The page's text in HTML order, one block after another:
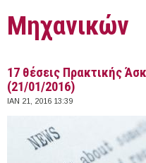
Μηχανικών
17 θέσεις Πρακτικής
(21/01/2016)
ΙΑΝ 21, 2016 13:39